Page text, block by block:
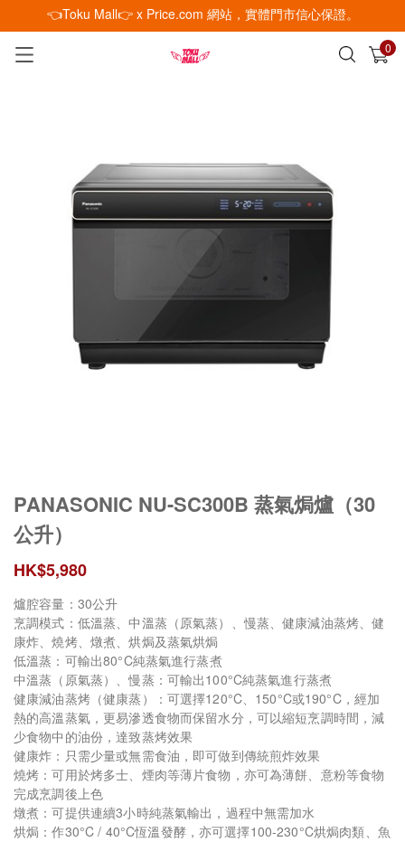
👈Toku Mall👉 x Price.com 網站，實體門市信心保證。
0
已加入購物車 查看
PANASONIC NU-SC300B 蒸氣焗爐（30
公升）
HK$5,980
爐腔容量：30公升
烹調模式：低溫蒸、中溫蒸（原氣蒸）、慢蒸、健康減油蒸烤、健
康炸、燒烤、燉煮、烘焗及蒸氣烘焗
低溫蒸：可輸出80°C純蒸氣進行蒸煮
中溫蒸（原氣蒸）、慢蒸：可輸出100°C純蒸氣進行蒸煮
健康減油蒸烤（健康蒸）：可選擇120°C、150°C或190°C，經加
熱的高溫蒸氣，更易滲透食物而保留水分，可以縮短烹調時間，減
少食物中的油份，達致蒸烤效果
健康炸：只需少量或無需食油，即可做到傳統煎炸效果
燒烤：可用於烤多士、煙肉等薄片食物，亦可為薄餅、意粉等食物
完成烹調後上色
燉煮：可提供連續3小時純蒸氣輸出，過程中無需加水
烘焗：作30°C / 40°C恆溫發酵，亦可選擇100-230°C烘焗肉類、魚